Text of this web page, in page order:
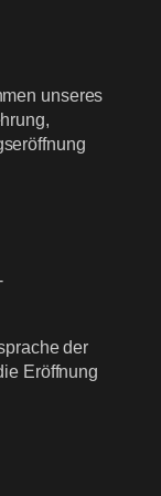
unseres
der
Eröffnung